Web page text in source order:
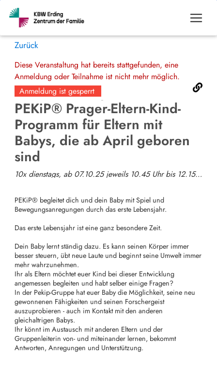
Zurück
Diese Veranstaltung hat bereits stattgefunden, eine
Anmeldung oder Teilnahme ist nicht mehr möglich.
Anmeldung ist gesperrt
PEKiP® Prager-Eltern-Kind-
Programm für Eltern mit
Babys, die ab April geboren
sind
10x dienstags, ab 07.10.25 jeweils 10.45 Uhr bis 12.15 Uhr
PEKiP® begleitet dich und dein Baby mit Spiel und
Bewegungsanregungen durch das erste Lebensjahr.
Das erste Lebensjahr ist eine ganz besondere Zeit.
Dein Baby lernt ständig dazu. Es kann seinen Körper immer
besser steuern, übt neue Laute und beginnt seine Umwelt immer
mehr wahrzunehmen.
Ihr als Eltern möchtet euer Kind bei dieser Entwicklung
angemessen begleiten und habt selber einige Fragen?
In der Pekip-Gruppe hat euer Baby die Möglichkeit, seine neu
gewonnenen Fähigkeiten und seinen Forschergeist
auszuprobieren - auch im Kontakt mit den anderen
gleichaltrigen Babys.
Ihr könnt im Austausch mit anderen Eltern und der
Gruppenleiterin von- und miteinander lernen, bekommt
Antworten, Anregungen und Unterstützung.